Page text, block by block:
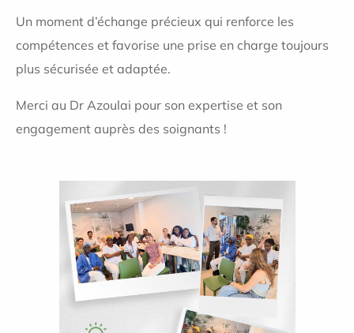
Un moment d’échange précieux qui renforce les
compétences et favorise une prise en charge toujours
plus sécurisée et adaptée.
Merci au Dr Azoulai pour son expertise et son
engagement auprès des soignants !